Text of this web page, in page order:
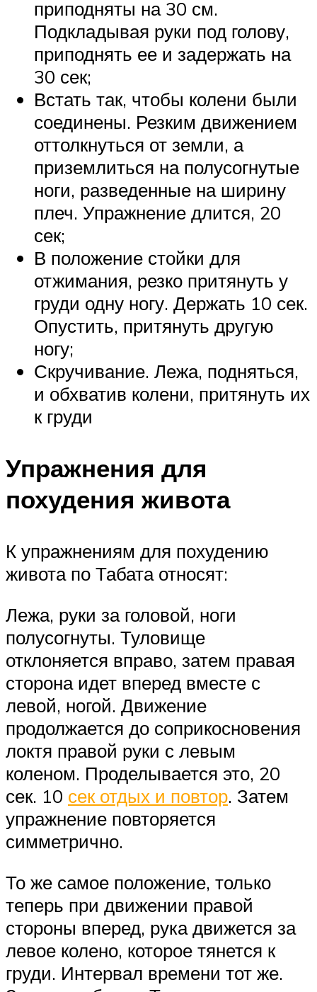
приподняты на 30 см.
Подкладывая руки под голову,
приподнять ее и задержать на
30 сек;
Встать так, чтобы колени были
соединены. Резким движением
оттолкнуться от земли, а
приземлиться на полусогнутые
ноги, разведенные на ширину
плеч. Упражнение длится, 20
сек;
В положение стойки для
отжимания, резко притянуть у
груди одну ногу. Держать 10 сек.
Опустить, притянуть другую
ногу;
Скручивание. Лежа, подняться,
и обхватив колени, притянуть их
к груди
Упражнения для
похудения живота
К упражнениям для похудению
живота по Табата относят:
Лежа, руки за головой, ноги
полусогнуты. Туловище
отклоняется вправо, затем правая
сторона идет вперед вместе с
левой, ногой. Движение
продолжается до соприкосновения
локтя правой руки с левым
коленом. Проделывается это, 20
сек. 10 сек отдых и повтор. Затем
упражнение повторяется
симметрично.
То же самое положение, только
теперь при движении правой
стороны вперед, рука движется за
левое колено, которое тянется к
груди. Интервал времени тот же.